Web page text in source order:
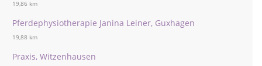
19,86 km
Pferdephysiotherapie Janina Leiner, Guxhagen
19,88 km
Praxis, Witzenhausen